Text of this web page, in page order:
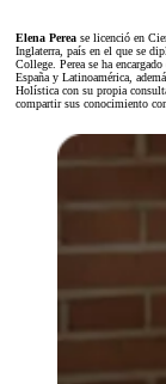
Elena Perea se licenció en
Inglaterra, país en el que se
College. Perea se ha
España y Latinoamérica,
Holística con su propia
compartir sus conocimiento